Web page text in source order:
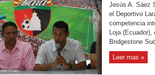
Jesús A. Sáez
el Deportivo
competencia
Loja (Ecuador),
Bridgestone
Leer mas »